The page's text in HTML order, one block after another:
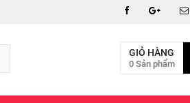
GIỎ HÀNG
0 Sản phẩm